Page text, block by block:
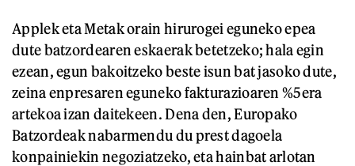
Applek eta Metak orain hirurogei eguneko epea
dute batzordearen eskaerak betetzeko; hala egin
ezean, egun bakoitzeko beste isun bat jasoko dute,
zeina enpresaren eguneko fakturazioaren %5era
artekoa izan daitekeen. Dena den, Europako
Batzordeak nabarmendu du prest dagoela
konpainiekin negoziatzeko, eta hainbat arlotan